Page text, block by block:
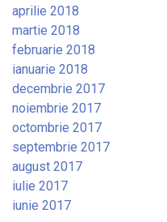
aprilie 2018
martie 2018
februarie 2018
ianuarie 2018
decembrie 2017
noiembrie 2017
octombrie 2017
septembrie 2017
august 2017
iulie 2017
iunie 2017